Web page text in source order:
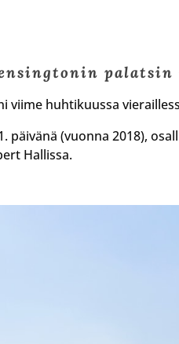
palatsin
viime huhtikuussa
päivänä (vuonna 2018),
Hallissa.